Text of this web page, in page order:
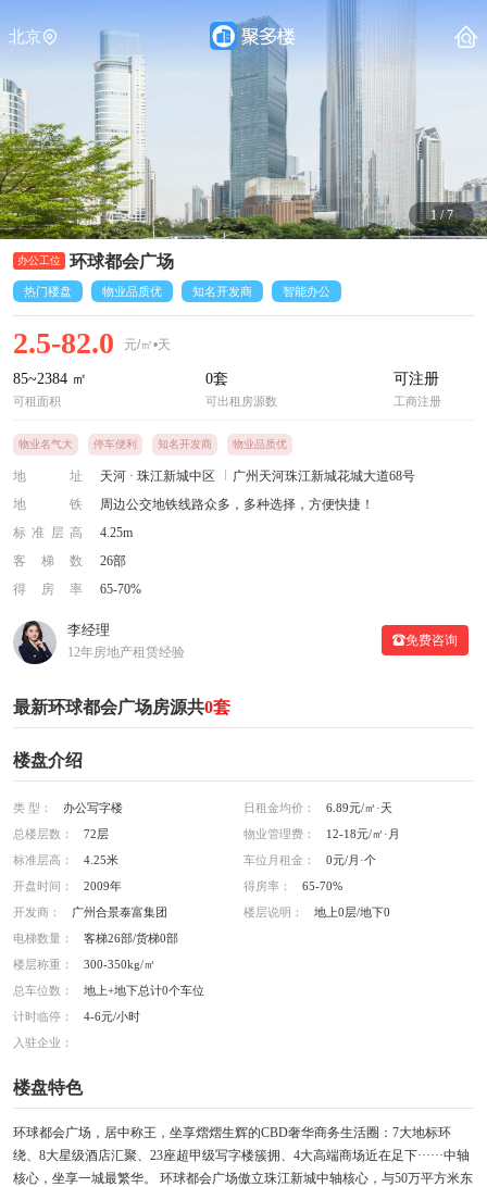
北京
1/7
环球都会广场
热门楼盘 物业品质优 知名开发商 智能办公
2.5-82.0 元/㎡•天
85~2384 ㎡
可租面积
0套
可出租房源数
可注册
工商注册
物业名气大 停车便利 知名开发商 物业品质优
地址 天河 · 珠江新城中区
广州天河珠江新城花城大道68号
地铁
周边公交地铁线路众多，多种选择，方便快捷！
标准层高
4.25m
客梯数
26部
得房率
65-70%
李经理
12年房地产租赁经验
免费咨询
最新环球都会广场房源共0套
楼盘介绍
类 型： 办公写字楼 日租金均价：
6.89元/㎡·天
总楼层数：
72层 物业管理费：
12-18元/㎡·月
标准层高：
4.25米 车位月租金：
0元/月·个
开盘时间：
2009年 得房率：
65-70%
开发商：
广州合景泰富集团 楼层说明：
地上0层/地下0
电梯数量：
客梯26部/货梯0部
楼层称重：
300-350kg/㎡
总车位数：
地上+地下总计0个车位
计时临停：
4-6元/小时
入驻企业：
楼盘特色
环球都会广场，居中称王，坐享熠熠生辉的CBD奢华商务生活圈：7大地标环
绕、8大星级酒店汇聚、23座超甲级写字楼簇拥、4大高端商场近在足下······中轴
核心，坐享一城最繁华。 环球都会广场傲立珠江新城中轴核心，与50万平方米东